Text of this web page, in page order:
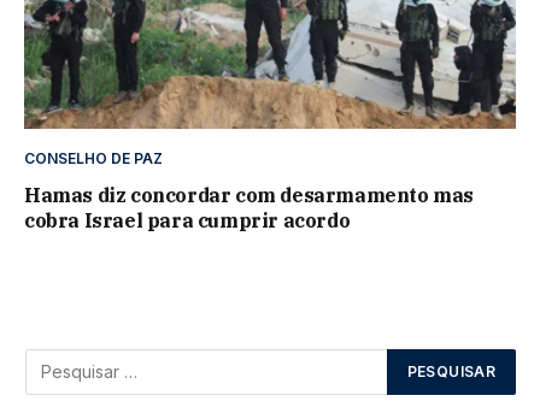
CONSELHO DE PAZ
Hamas diz concordar com desarmamento mas
cobra Israel para cumprir acordo